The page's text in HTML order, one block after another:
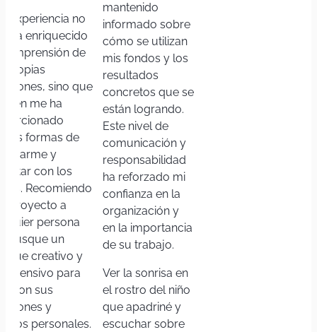
experiencia no
ha enriquecido
de
propias
sino que
me ha
formas de
y
con los
Recomiendo
proyecto a
persona
busque un
creativo y
para
con sus
y
personales.
mantenido
informado sobre
cómo se utilizan
mis fondos y los
resultados
concretos que se
están logrando.
Este nivel de
comunicación y
responsabilidad
ha reforzado mi
confianza en la
organización y
en la importancia
de su trabajo.
Ver la sonrisa en
el rostro del niño
que apadriné y
escuchar sobre